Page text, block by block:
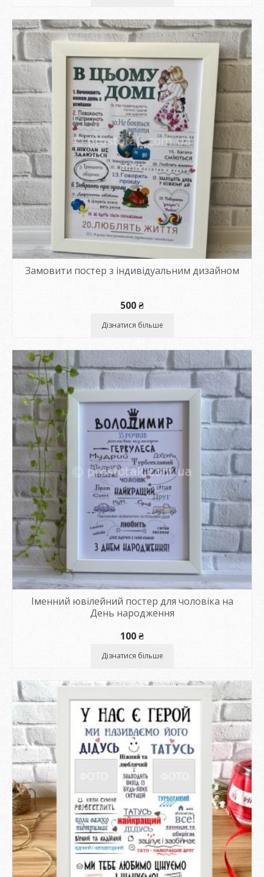
Замовити постер з індивідуальним дизайном
500₴
Дізнатися більше
Іменний ювілейний постер для чоловіка на
День народження
100₴
Дізнатися більше